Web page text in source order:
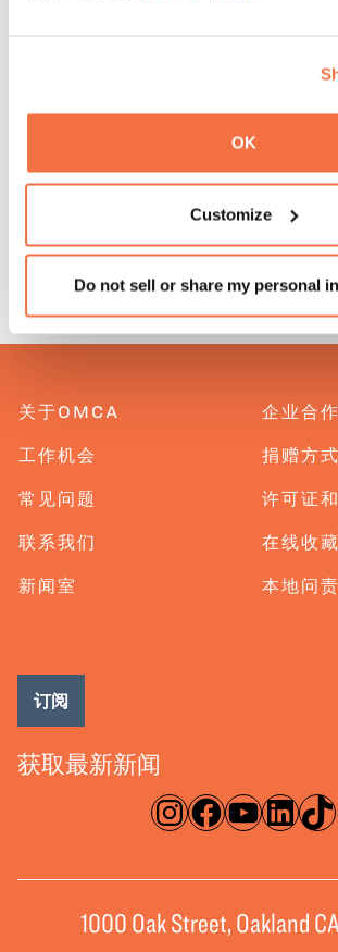
OK
Customize
Do not sell or share my personal
关于OMCA
工作机会
常见问题
联系我们
新闻室
企业合
捐赠方式
许可证
在线收藏
本地问
淘宝网脸书录像带ǞǞǞ
获取最新新闻
订阅
1000 Oak Street, Oakland